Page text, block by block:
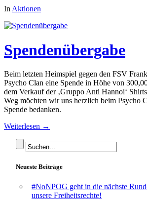
In Aktionen
Spendenübergabe
Beim letzten Heimspiel gegen den FSV
Psycho Clan eine Spende in Höhe von
dem Verkauf der ‚Gruppo Anti Hannoi‘
Weg möchten wir uns herzlich beim Psycho
Spende bedanken.
Weiterlesen →
Neueste Beiträge
#NoNPOG geht in die nächste
unsere Freiheitsrechte!